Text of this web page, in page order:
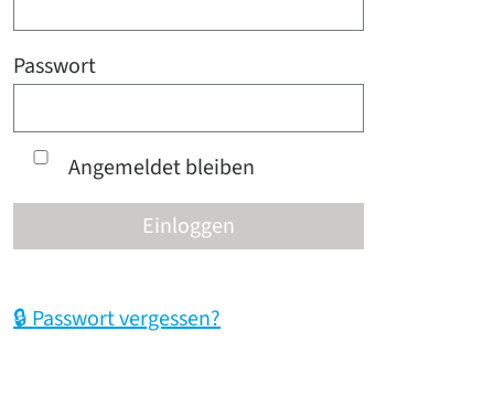
Passwort
Angemeldet bleiben
🔒 Passwort vergessen?